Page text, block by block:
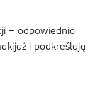
– odpowiednio
i podkreślają